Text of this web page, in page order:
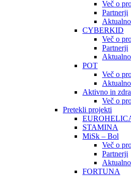
Več o
Partnerji
Aktualno
CYBERKID
Več o
Partnerji
Aktualno
POT
Več o
Aktualno
Aktivno in
Več o
Pretekli projekti
STAMINA
MiSk – Bol
Več o
Partnerji
Aktualno
FORTUNA